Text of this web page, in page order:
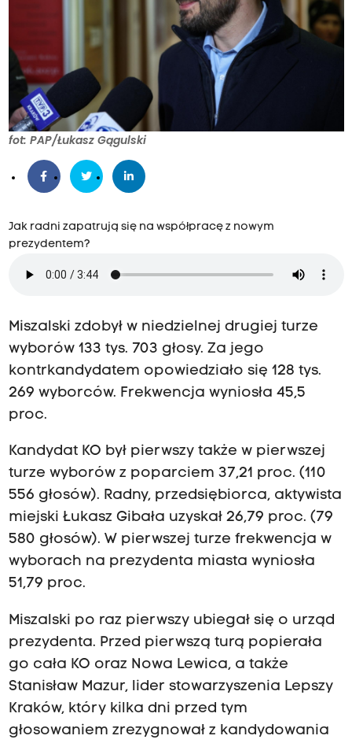
fot: PAP/Łukasz Gągulski
Jak radni zapatrują się na współpracę z nowym
prezydentem?
Miszalski zdobył w niedzielnej drugiej turze
wyborów 133 tys. 703 głosy. Za jego
kontrkandydatem opowiedziało się 128 tys.
269 wyborców. Frekwencja wyniosła 45,5
proc.
Kandydat KO był pierwszy także w pierwszej
turze wyborów z poparciem 37,21 proc. (110
556 głosów). Radny, przedsiębiorca, aktywista
miejski Łukasz Gibała uzyskał 26,79 proc. (79
580 głosów). W pierwszej turze frekwencja w
wyborach na prezydenta miasta wyniosła
51,79 proc.
Miszalski po raz pierwszy ubiegał się o urząd
prezydenta. Przed pierwszą turą popierała
go cała KO oraz Nowa Lewica, a także
Stanisław Mazur, lider stowarzyszenia Lepszy
Kraków, który kilka dni przed tym
głosowaniem zrezygnował z kandydowania